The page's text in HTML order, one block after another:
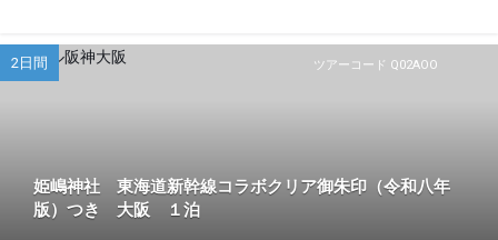
ツアーコード Q02AOO
2日間
姫嶋神社 東海道新幹線コラボクリア御朱印（令和八年
版）つき 大阪 １泊